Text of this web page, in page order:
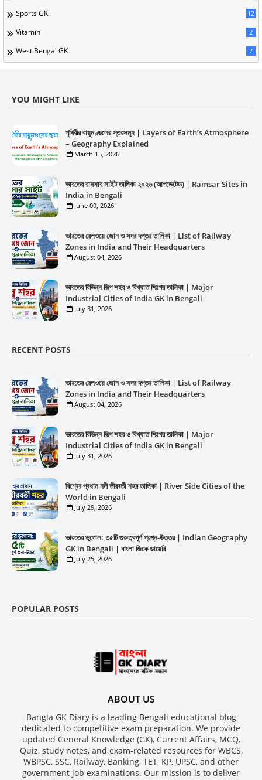
Sports GK 12
Vitamin 2
West Bengal GK 7
YOU MIGHT LIKE
পৃথিবীর বায়ুমণ্ডলের স্তরসমূহ | Layers of Earth’s Atmosphere
– Geography Explained
March 15, 2026
ভারতের রামসার সাইট তালিকা ২০২৬ (আপডেটেড) | Ramsar Sites in
India in Bengali
June 09, 2026
ভারতের রেলওয়ে জোন ও সদর দপ্তর তালিকা | List of Railway
Zones in India and Their Headquarters
August 04, 2026
ভারতের বিভিন্ন শিল্প শহর ও বিখ্যাত শিল্পের তালিকা | Major
Industrial Cities of India GK in Bengali
July 31, 2026
RECENT POSTS
ভারতের রেলওয়ে জোন ও সদর দপ্তর তালিকা | List of Railway
Zones in India and Their Headquarters
August 04, 2026
ভারতের বিভিন্ন শিল্প শহর ও বিখ্যাত শিল্পের তালিকা | Major
Industrial Cities of India GK in Bengali
July 31, 2026
বিশ্বের প্রধান নদী তীরবর্তী শহর তালিকা | River Side Cities of the
World in Bengali
July 29, 2026
ভারতের ভূগোল: ৩৫টি গুরুত্বপূর্ণ প্রশ্ন-উত্তর | Indian Geography
GK in Bengali | বাংলা জিকে ডায়েরি
July 25, 2026
POPULAR POSTS
ABOUT US
Bangla GK Diary is a leading Bengali educational blog
dedicated to competitive exam preparation. We provide
updated General Knowledge (GK), Current Affairs, MCQ,
Quiz, study notes, and exam-related resources for WBCS,
WBPSC, SSC, Railway, Banking, TET, KP, UPSC, and other
government job examinations. Our mission is to deliver